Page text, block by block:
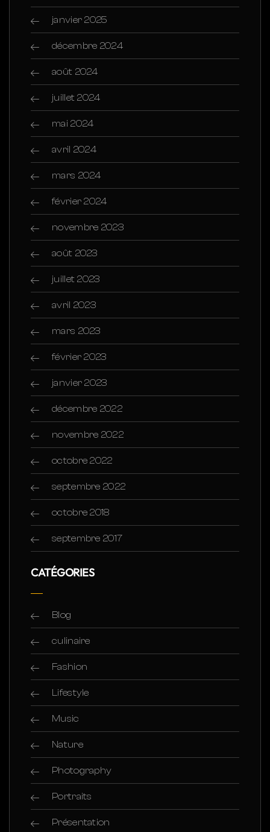
janvier 2025
décembre 2024
août 2024
juillet 2024
mai 2024
avril 2024
mars 2024
février 2024
novembre 2023
août 2023
juillet 2023
avril 2023
mars 2023
février 2023
janvier 2023
décembre 2022
novembre 2022
octobre 2022
septembre 2022
octobre 2018
septembre 2017
CATÉGORIES
Blog
culinaire
Fashion
Lifestyle
Music
Nature
Photography
Portraits
Présentation